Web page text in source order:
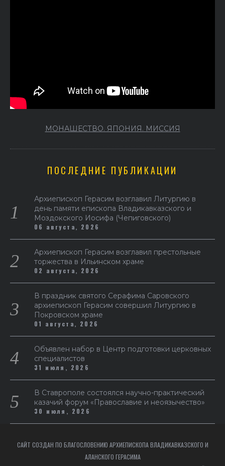
МОНАШЕСТВО. ЯПОНИЯ. МИССИЯ
ПОСЛЕДНИЕ ПУБЛИКАЦИИ
Архиепископ Герасим возглавил Литургию в
день памяти епископа Владикавказского и
Моздокского Иосифа (Чепиговского)
06 августа, 2026
Архиепископ Герасим возглавил престольные
торжества в Ильинском храме
02 августа, 2026
В праздник святого Серафима Саровского
архиепископ Герасим совершил Литургию в
Покровском храме
01 августа, 2026
Объявлен набор в Центр подготовки церковных
специалистов
31 июля, 2026
В Ставрополе состоялся научно-практический
казачий форум «Православие и неоязычество»
30 июля, 2026
САЙТ СОЗДАН ПО БЛАГОСЛОВЕНИЮ АРХИЕПИСКОПА ВЛАДИКАВКАЗСКОГО И
АЛАНСКОГО ГЕРАСИМА